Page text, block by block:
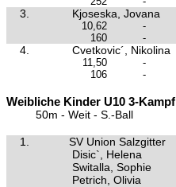
3. Kjoseska, Jovana
10,62 -
160
-
4. Cvetkovic´, Nikolina
11,50 -
106
-
Weibliche Kinder U10 3-Kampf
50m - Weit - S.-Ball
1. SV Union Salzgitter
Disic`, Helena
Switalla, Sophie
Petrich, Olivia